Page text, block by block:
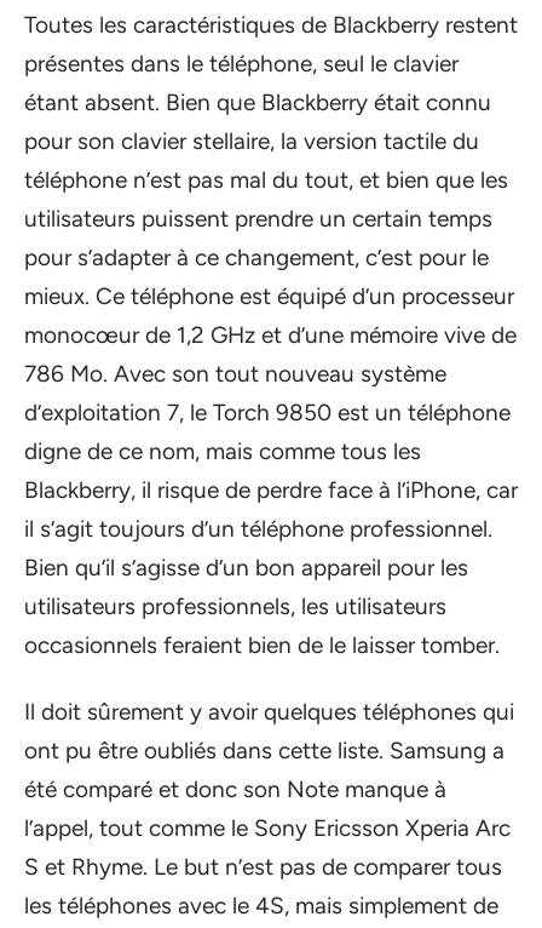
Toutes les caractéristiques de Blackberry restent
présentes dans le téléphone, seul le clavier
étant absent. Bien que Blackberry était connu
pour son clavier stellaire, la version tactile du
téléphone n’est pas mal du tout, et bien que les
utilisateurs puissent prendre un certain temps
pour s’adapter à ce changement, c’est pour le
mieux. Ce téléphone est équipé d’un processeur
monocœur de 1,2 GHz et d’une mémoire vive de
786 Mo. Avec son tout nouveau système
d’exploitation 7, le Torch 9850 est un téléphone
digne de ce nom, mais comme tous les
Blackberry, il risque de perdre face à l’iPhone, car
il s’agit toujours d’un téléphone professionnel.
Bien qu’il s’agisse d’un bon appareil pour les
utilisateurs professionnels, les utilisateurs
occasionnels feraient bien de le laisser tomber.
Il doit sûrement y avoir quelques téléphones qui
ont pu être oubliés dans cette liste. Samsung a
été comparé et donc son Note manque à
l’appel, tout comme le Sony Ericsson Xperia Arc
S et Rhyme. Le but n’est pas de comparer tous
les téléphones avec le 4S, mais simplement de